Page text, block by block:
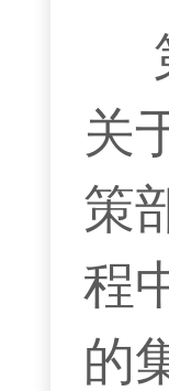
关
策
程
的